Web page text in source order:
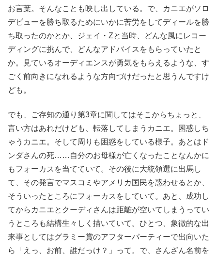
お言葉。そんなことも映し出している。で、カニエがソロ
デビューを勝ち取るためにいかに苦労をしてディールを勝
ち取ったのかとか、ジェイ・Zと当時、どんな風にレコー
ディングに挑んで、どんなアドバイスをもらっていたと
か。見ているオーディエンスが勇気をもらえるような、す
ごく前向きになれるような方向づけだったと思うんですけ
ども。
でも、ご存知の通り第3章に関してはそこからちょっと、
言い方はあれだけども、転落してしまうカニエ。困惑しち
ゃうカニエ。そして周りも困惑をしている様子。あとはド
ンダさんの死……自分のお母様が亡くなったことなんかに
もフォーカスを当てていて。その後に大統領選に出馬し
て、その発言でマスコミやアメリカ国民を惑わせるとか、
そういったところにフォーカスをしていて。あと、成功し
てからカニエとクーディさんは距離が空いてしまうってい
うところも結構生々しく描いていて。ひとつ、象徴的な出
来事としてはグラミー賞のアフターパーティーで出向いた
ら「えっ、お前、誰だっけ？」って。で、さんざん名前を